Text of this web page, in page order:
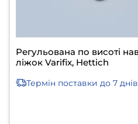
Регульована по висоті навісна пластина для
ліжок Varifix, Hettich
Термін поставки до 7 днів